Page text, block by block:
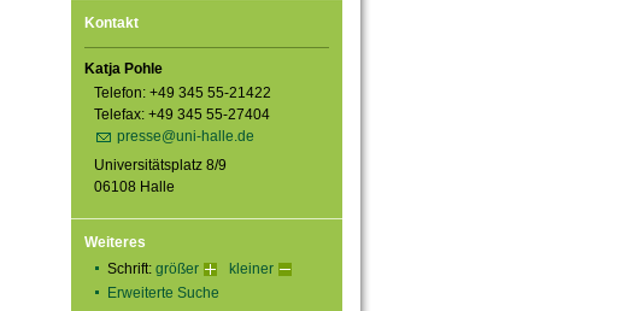
Kontakt
Katja Pohle
Telefon: +49 345 55-21422
Telefax: +49 345 55-27404
presse@uni-halle.de
Universitätsplatz 8/9
06108 Halle
Weiteres
Schrift: größer
kleiner
Erweiterte Suche